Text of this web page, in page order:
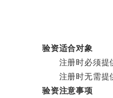
验资适合对象
注册时必须提供
注册时无需提供
验资注意事项